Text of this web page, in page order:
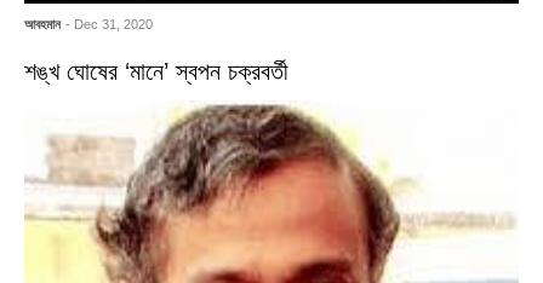
আবহমান - Dec 31, 2020
শঙ্খ ঘোষের ‘মানে’ স্বপন চক্রবর্তী